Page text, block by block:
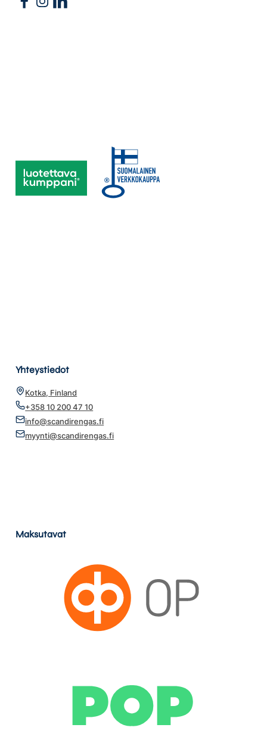
Follow us on Facebook
Follow us on Instagram
Follow us on Linkedin
Yhteystiedot
Kotka, Finland
+358 10 200 47 10
info@scandirengas.fi
myynti@scandirengas.fi
Maksutavat